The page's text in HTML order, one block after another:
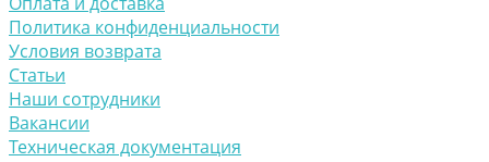
Политика конфиденциальности
Условия возврата
Статьи
Наши сотрудники
Вакансии
Техническая документация